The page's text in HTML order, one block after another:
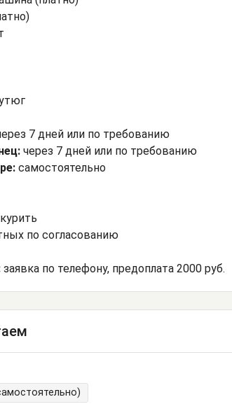
7 дней или по требованию
через 7 дней или по требованию
самостоятельно
по согласованию
заявка по телефону, предоплата 2000 руб.